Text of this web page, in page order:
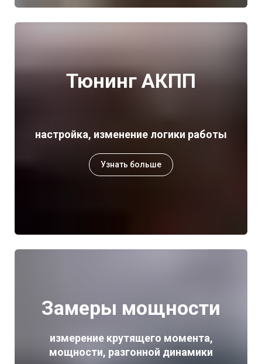
Тюнинг АКПП
настройка, изменение логики работы
Узнать больше
Замеры мощности
измерение крутящего момента,
мощности, разгонной динамики